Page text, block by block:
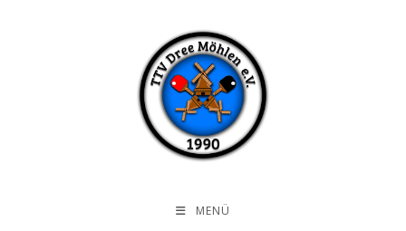
MENÜ